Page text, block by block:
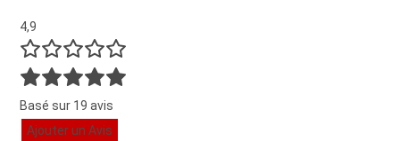
4,9
Basé sur 19 avis
Ajouter un Avis